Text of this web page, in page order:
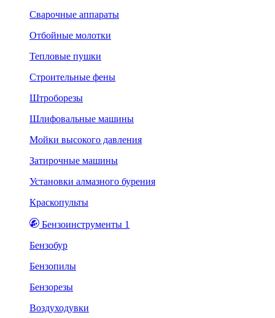
Сварочные аппараты
Отбойные молотки
Тепловые пушки
Строительные фены
Штроборезы
Шлифовальные машины
Мойки высокого давления
Затирочные машины
Установки алмазного бурения
Краскопульты
Бензоинструменты 1
Бензобур
Бензопилы
Бензорезы
Воздуходувки